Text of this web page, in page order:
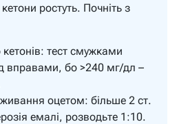
ростуть. Почніть з
кетонів: тест смужками
вправами, бо >240 мг/дл –
оцетом: більше 2 ст.
емалі, розводьте 1:10.